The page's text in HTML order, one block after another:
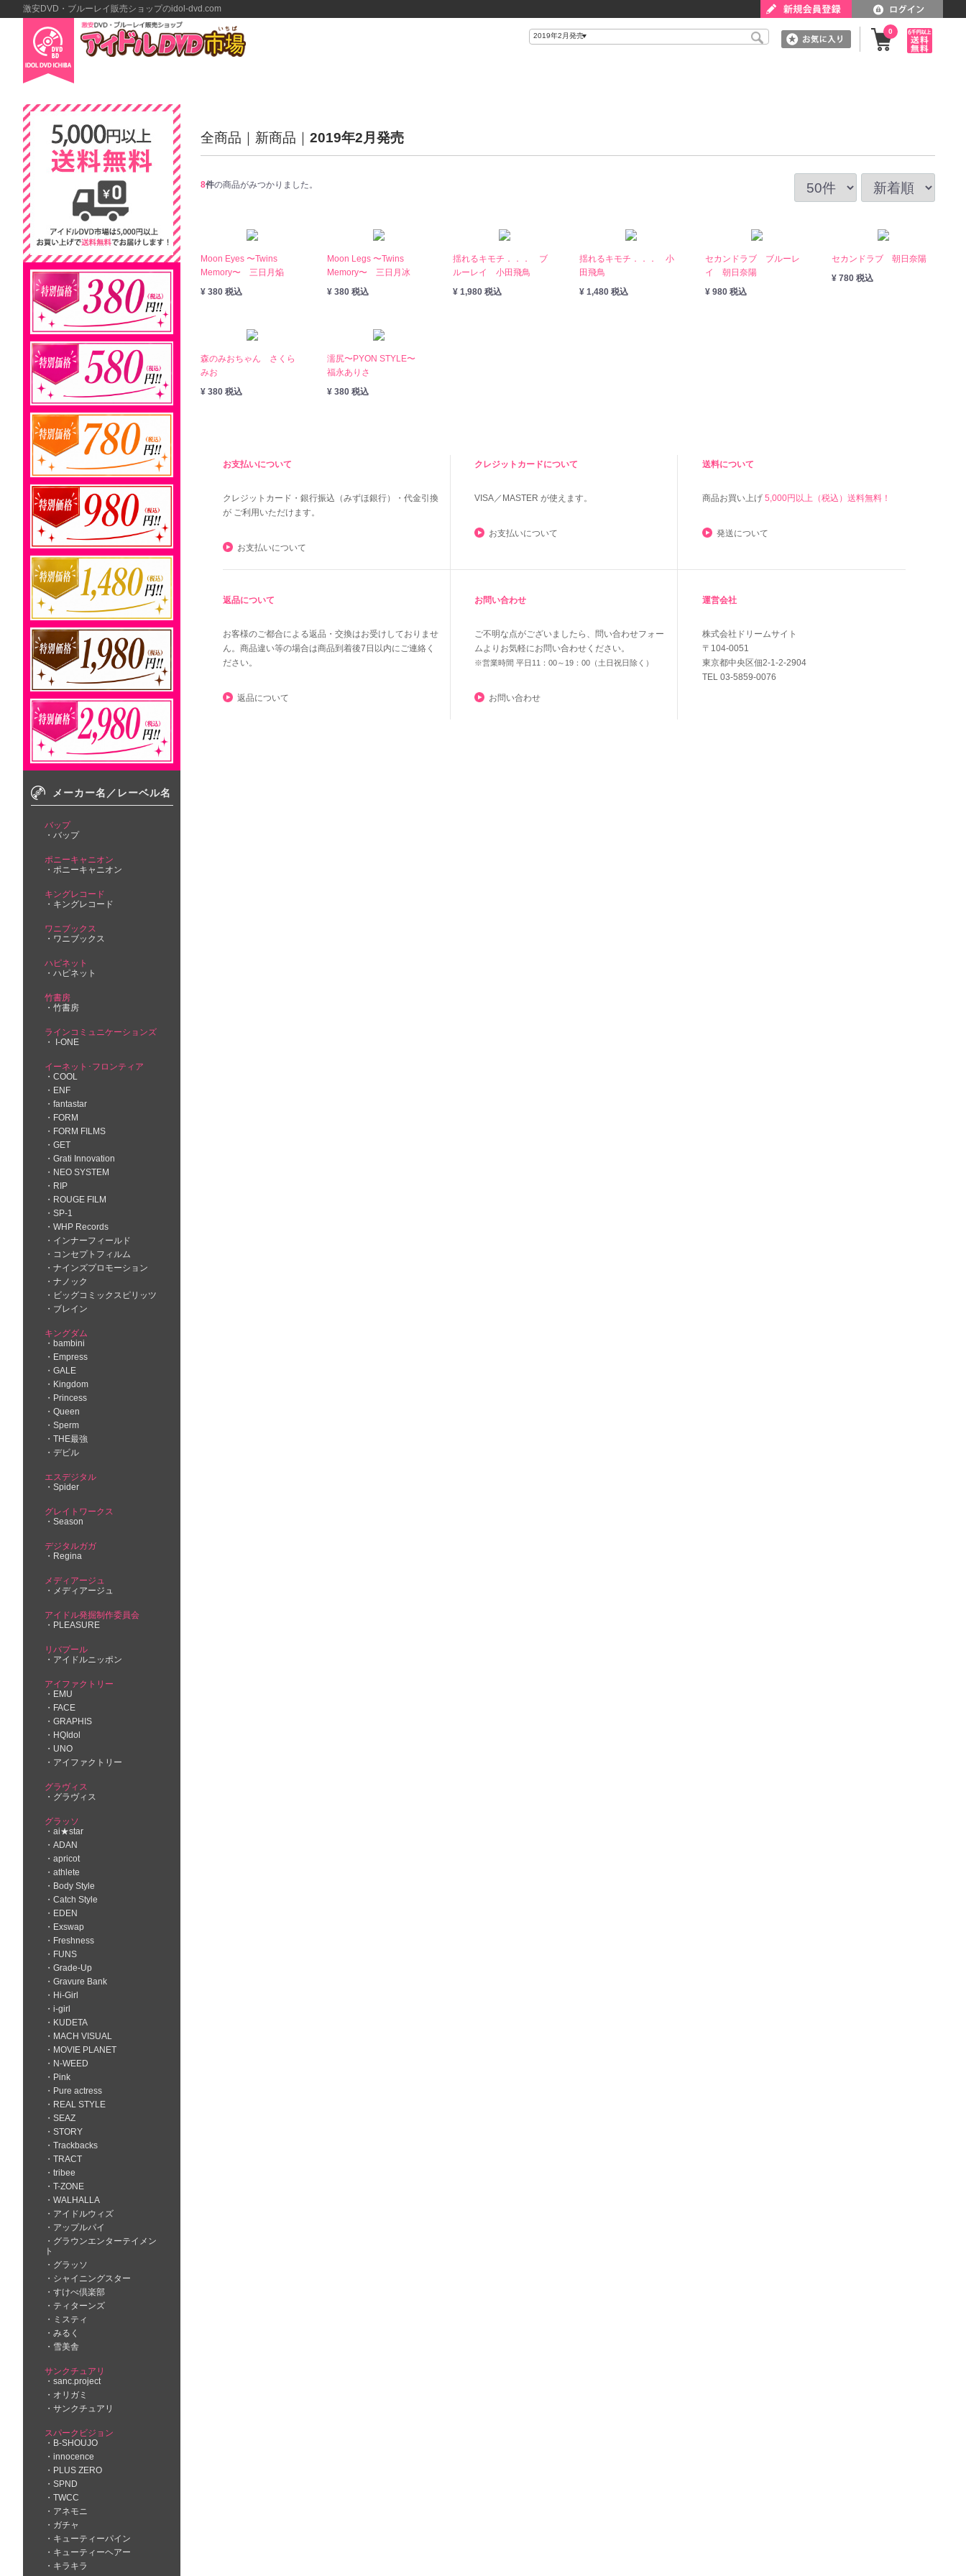
激安DVD・ブルーレイ販売ショップのidol-dvd.com
0
メーカー名／レーベル名
バップ
バップ
ポニーキャニオン
ポニーキャニオン
キングレコード
キングレコード
ワニブックス
ワニブックス
ハピネット
ハピネット
竹書房
竹書房
ラインコミュニケーションズ
I-ONE
イーネット･フロンティア
COOL
ENF
fantastar
FORM
FORM FILMS
GET
Grati Innovation
NEO SYSTEM
RIP
ROUGE FILM
SP-1
WHP Records
インナーフィールド
コンセプトフィルム
ナインズプロモーション
ナノック
ビッグコミックスピリッツ
ブレイン
キングダム
bambini
Empress
GALE
Kingdom
Princess
Queen
Sperm
THE最強
デビル
エスデジタル
Spider
グレイトワークス
Season
デジタルガガ
Regina
メディアージュ
メディアージュ
アイドル発掘制作委員会
PLEASURE
リバプール
アイドルニッポン
アイファクトリー
EMU
FACE
GRAPHIS
HQIdol
UNO
アイファクトリー
グラヴィス
グラヴィス
グラッソ
ai★star
ADAN
apricot
athlete
Body Style
Catch Style
EDEN
Exswap
Freshness
FUNS
Grade-Up
Gravure Bank
Hi-Girl
i-girl
KUDETA
MACH VISUAL
MOVIE PLANET
N-WEED
Pink
Pure actress
REAL STYLE
SEAZ
STORY
Trackbacks
TRACT
tribee
T-ZONE
WALHALLA
アイドルウィズ
アップルパイ
グラウンエンターテイメン
ト
グラッソ
シャイニングスター
すけべ倶楽部
ティターンズ
ミスティ
みるく
雪美舎
サンクチュアリ
sanc.project
オリガミ
サンクチュアリ
スパークビジョン
B-SHOUJO
innocence
PLUS ZERO
SPND
TWCC
アネモニ
ガチャ
キューティーパイン
キューティーヘアー
キラキラ
全商品 新商品 2019年2月発売
8件の商品がみつかりました。
Moon Eyes 〜Twins
Memory〜 三日月焔
¥ 380 税込
Moon Legs 〜Twins
Memory〜 三日月冰
¥ 380 税込
揺れるキモチ．．． ブ
ルーレイ 小田飛鳥
¥ 1,980 税込
揺れるキモチ．．． 小
田飛鳥
¥ 1,480 税込
セカンドラブ ブルーレ
イ 朝日奈陽
¥ 980 税込
セカンドラブ 朝日奈陽
¥ 780 税込
森のみおちゃん さくら
みお
¥ 380 税込
濡尻〜PYON STYLE〜
福永ありさ
¥ 380 税込
お支払いについて
クレジットカード・銀行振込（みずほ銀行）・代金引換
が ご利用いただけます。
お支払いについて
クレジットカードについて
VISA／MASTER が使えます。
お支払いについて
送料について
商品お買い上げ 5,000円以上（税込）送料無料！
発送について
返品について
お客様のご都合による返品・交換はお受けしておりませ
ん。商品違い等の場合は商品到着後7日以内にご連絡く
ださい。
返品について
お問い合わせ
ご不明な点がございましたら、問い合わせフォー
ムよりお気軽にお問い合わせください。
※営業時間 平日11：00～19：00（土日祝日除く）
お問い合わせ
運営会社
株式会社ドリームサイト
〒104-0051
東京都中央区佃2-1-2-2904
TEL 03-5859-0076